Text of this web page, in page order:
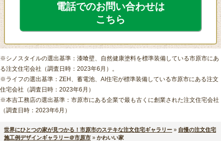
電話でのお問い合わせは
こちら
※シノスタイルの選出基準：漆喰壁、自然健康塗料を標準装備している市原市にあ
る注文住宅会社（調査日時：2023年6月）。
※ライフの選出基準：ZEH、蓄電池、AI住宅が標準装備している市原市にある注文
住宅会社（調査日時：2023年6月）
※本吉工務店の選出基準：市原市にある企業で最も古くに創業された注文住宅会社
（調査日時：2023年6月）
世界にひとつの家が見つかる！市原市のステキな注文住宅ギャラリー » 自慢の注文住宅
施工例デザインギャラリー＠市原市 » かわいい家